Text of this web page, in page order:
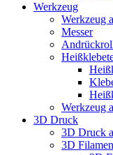
Werkzeug
Werkzeug
Messer
Werkzeug
3D Druck
3D Druck
3D